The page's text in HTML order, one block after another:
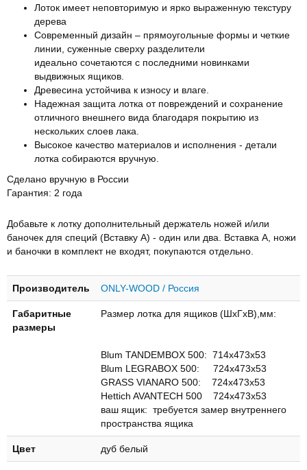
Лоток имеет неповторимую и ярко выраженную текстуру
дерева
Современный дизайн – прямоугольные формы и четкие
линии, суженные сверху разделители
идеально сочетаются с последними новинками
выдвижных ящиков.
Древесина устойчива к износу и влаге.
Надежная защита лотка от повреждений и сохранение
отличного внешнего вида благодаря покрытию из
нескольких слоев лака.
Высокое качество материалов и исполнения - детали
лотка собираются вручную.
Сделано вручную в России
Гарантия: 2 года
Добавьте к лотку дополнительный держатель ножей и/или
баночек для специй (Вставку А) - один или два. Вставка А, ножи
и баночки в комплект не входят, покупаются отдельно.
Производитель ONLY-WOOD / Россия
Габаритные
размеры
Размер лотка для ящиков (ШхГхВ),мм:
Blum TANDEMBOX 500: 714х473х53
Blum LEGRABOX 500: 724х473х53
GRASS VIANARO 500: 724х473х53
Hettich AVANTECH 500 724х473х53
ваш ящик: требуется замер внутреннего
пространства ящика
Цвет дуб белый